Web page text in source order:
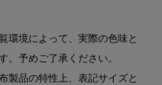
環境によって、実際の色味と
。予めご了承ください。
製品の特性上、表記サイズと